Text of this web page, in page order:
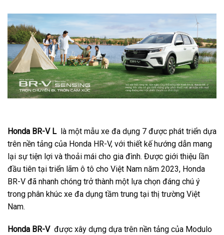
Honda BR-V Llà một mẫu xe đa dụng 7 được phát triển dựa
trên nền tảng của Honda HR-V, với thiết kế hướng dẫn mang
lại sự tiện lợi và thoải mái cho gia đình. Được giới thiệu lần
đầu tiên tại triển lãm ô tô cho Việt Nam năm 2023, Honda
BR-V đã nhanh chóng trở thành một lựa chọn đáng chú ý
trong phân khúc xe đa dụng tầm trung tại thị trường Việt
Nam.
Honda BR-Vđược xây dựng dựa trên nền tảng của Modulo